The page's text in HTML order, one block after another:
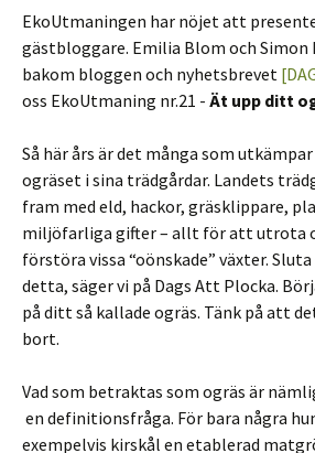
EkoUtmaningen har nöjet att
gästbloggare. Emilia Blom och Simon
bakom bloggen och nyhetsbrevet
oss EkoUtmaning nr.21 - Ät upp ditt
Så här års är det många som
ogräset i sina trädgårdar. Landets
fram med eld, hackor, gräsklippare,
miljöfarliga gifter – allt för att utrota
förstöra vissa “oönskade” växter.
detta, säger vi på Dags Att Plocka.
på ditt så kallade ogräs. Tänk på att
bort.
Vad som betraktas som ogräs är
en definitionsfråga. För bara några
exempelvis kirskål en etablerad